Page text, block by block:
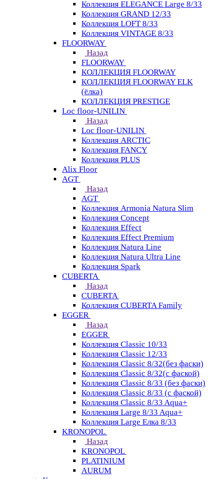
Коллекция ELEGANCE Large 8/33
Коллекция GRAND 12/33
Коллекция LOFT 8/33
Коллекция VINTAGE 8/33
FLOORWAY
Назад
FLOORWAY
КОЛЛЕКЦИЯ FLOORWAY
КОЛЛЕКЦИЯ FLOORWAY ELK
(ёлка)
КОЛЛЕКЦИЯ PRESTIGE
Loс floor-UNILIN
Назад
Loс floor-UNILIN
Коллекция ARCTIС
Коллекция FANCY
Коллекция PLUS
Alix Floor
AGT
Назад
AGT
Коллекция Armonia Natura Slim
Коллекция Concept
Коллекция Effect
Коллекция Effect Premium
Коллекция Natura Line
Коллекция Natura Ultra Line
Коллекция Spark
CUBERTA
Назад
CUBERTA
Коллекция CUBERTA Family
EGGER
Назад
EGGER
Коллекция Classic 10/33
Коллекция Classic 12/33
Коллекция Classic 8/32(без фаски)
Коллекция Classic 8/32(с фаской)
Коллекция Classic 8/33 (без фаски)
Коллекция Classic 8/33 (с фаской)
Коллекция Classic 8/33 Aqua+
Коллекция Large 8/33 Aqua+
Коллекция Large Елка 8/33
KRONOPOL
Назад
KRONOPOL
PLATINIUM
AURUM